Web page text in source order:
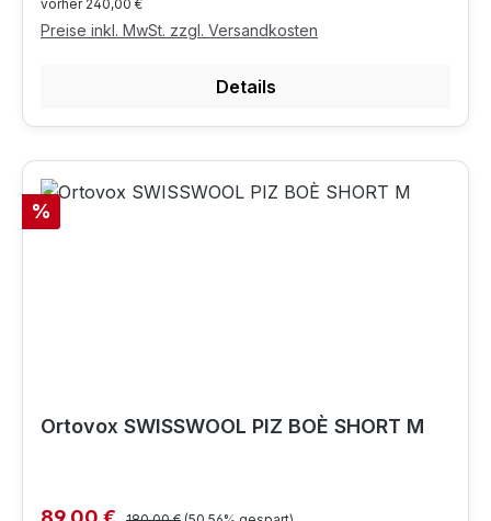
vorher 240,00 €
Preise inkl. MwSt. zzgl. Versandkosten
Details
Rabatt
%
Ortovox SWISSWOOL PIZ BOÈ SHORT M
Verkaufspreis:Regulärer Preis: